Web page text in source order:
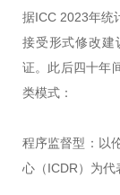
据ICC 2023年统
接受形式修改建
证。此后四十年
类模式：
程序监督型：以
心（ICDR）为代